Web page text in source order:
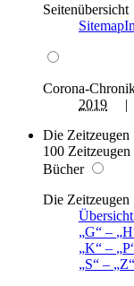
Seitenübersicht
Sitemap
Corona-
2019
Die Zeitzeugen
100
Bücher
Die Zeitzeugen
Übersicht
G
– H
K
– P
S
–
Z